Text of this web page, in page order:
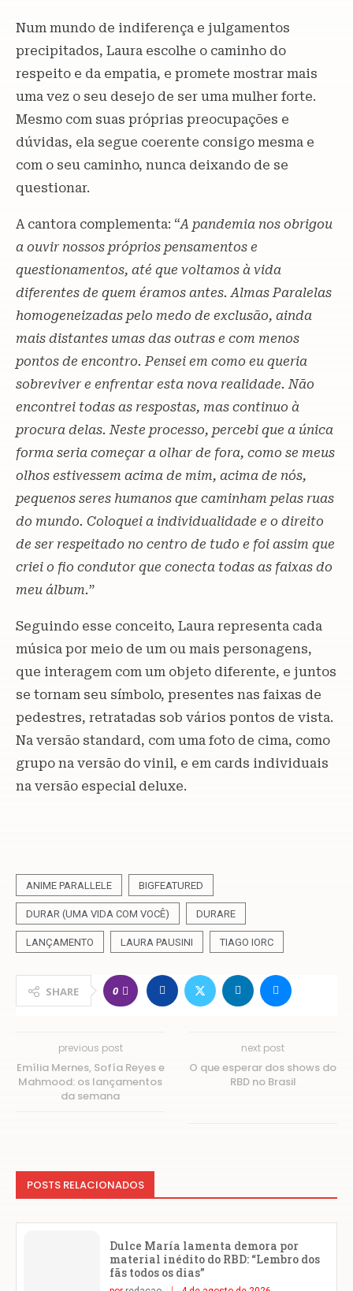
Num mundo de indiferença e julgamentos
precipitados, Laura escolhe o caminho do
respeito e da empatia, e promete mostrar mais
uma vez o seu desejo de ser uma mulher forte.
Mesmo com suas próprias preocupações e
dúvidas, ela segue coerente consigo mesma e
com o seu caminho, nunca deixando de se
questionar.
A cantora complementa: “A pandemia nos obrigou
a ouvir nossos próprios pensamentos e
questionamentos, até que voltamos à vida
diferentes de quem éramos antes. Almas Paralelas
homogeneizadas pelo medo de exclusão, ainda
mais distantes umas das outras e com menos
pontos de encontro. Pensei em como eu queria
sobreviver e enfrentar esta nova realidade. Não
encontrei todas as respostas, mas continuo à
procura delas. Neste processo, percebi que a única
forma seria começar a olhar de fora, como se meus
olhos estivessem acima de mim, acima de nós,
pequenos seres humanos que caminham pelas ruas
do mundo. Coloquei a individualidade e o direito
de ser respeitado no centro de tudo e foi assim que
criei o fio condutor que conecta todas as faixas do
meu álbum.”
Seguindo esse conceito, Laura representa cada
música por meio de um ou mais personagens,
que interagem com um objeto diferente, e juntos
se tornam seu símbolo, presentes nas faixas de
pedestres, retratadas sob vários pontos de vista.
Na versão standard, com uma foto de cima, como
grupo na versão do vinil, e em cards individuais
na versão especial deluxe.
ANIME PARALLELE BIGFEATURED
DURAR (UMA VIDA COM VOCÊ) DURARE
LANÇAMENTO LAURA PAUSINI TIAGO IORC
SHARE 0
previous post
Emília Mernes, Sofía Reyes e
Mahmood: os lançamentos
da semana
next post
O que esperar dos shows do
RBD no Brasil
POSTS RELACIONADOS
Dulce María lamenta demora por
material inédito do RBD: “Lembro dos
fãs todos os dias”